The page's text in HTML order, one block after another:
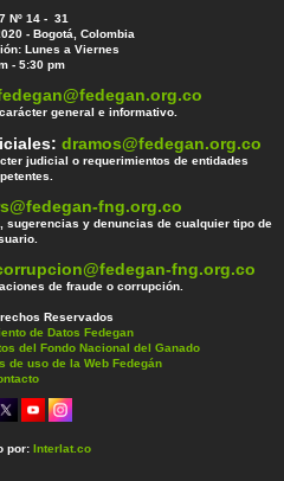
Nº 14 - 31
- Bogotá, Colombia
Lunes a Viernes
- 5:30 pm
general e informativo.
dramos@fedegan.org.co
judicial o requerimientos de entidades
fng.org.co
y denuncias de cualquier tipo de
fng.org.co
de fraude o corrupción.
Reservados
de Datos Fedegan
del Fondo Nacional del Ganado
de uso de la Web Fedegán
por: Interlat.co